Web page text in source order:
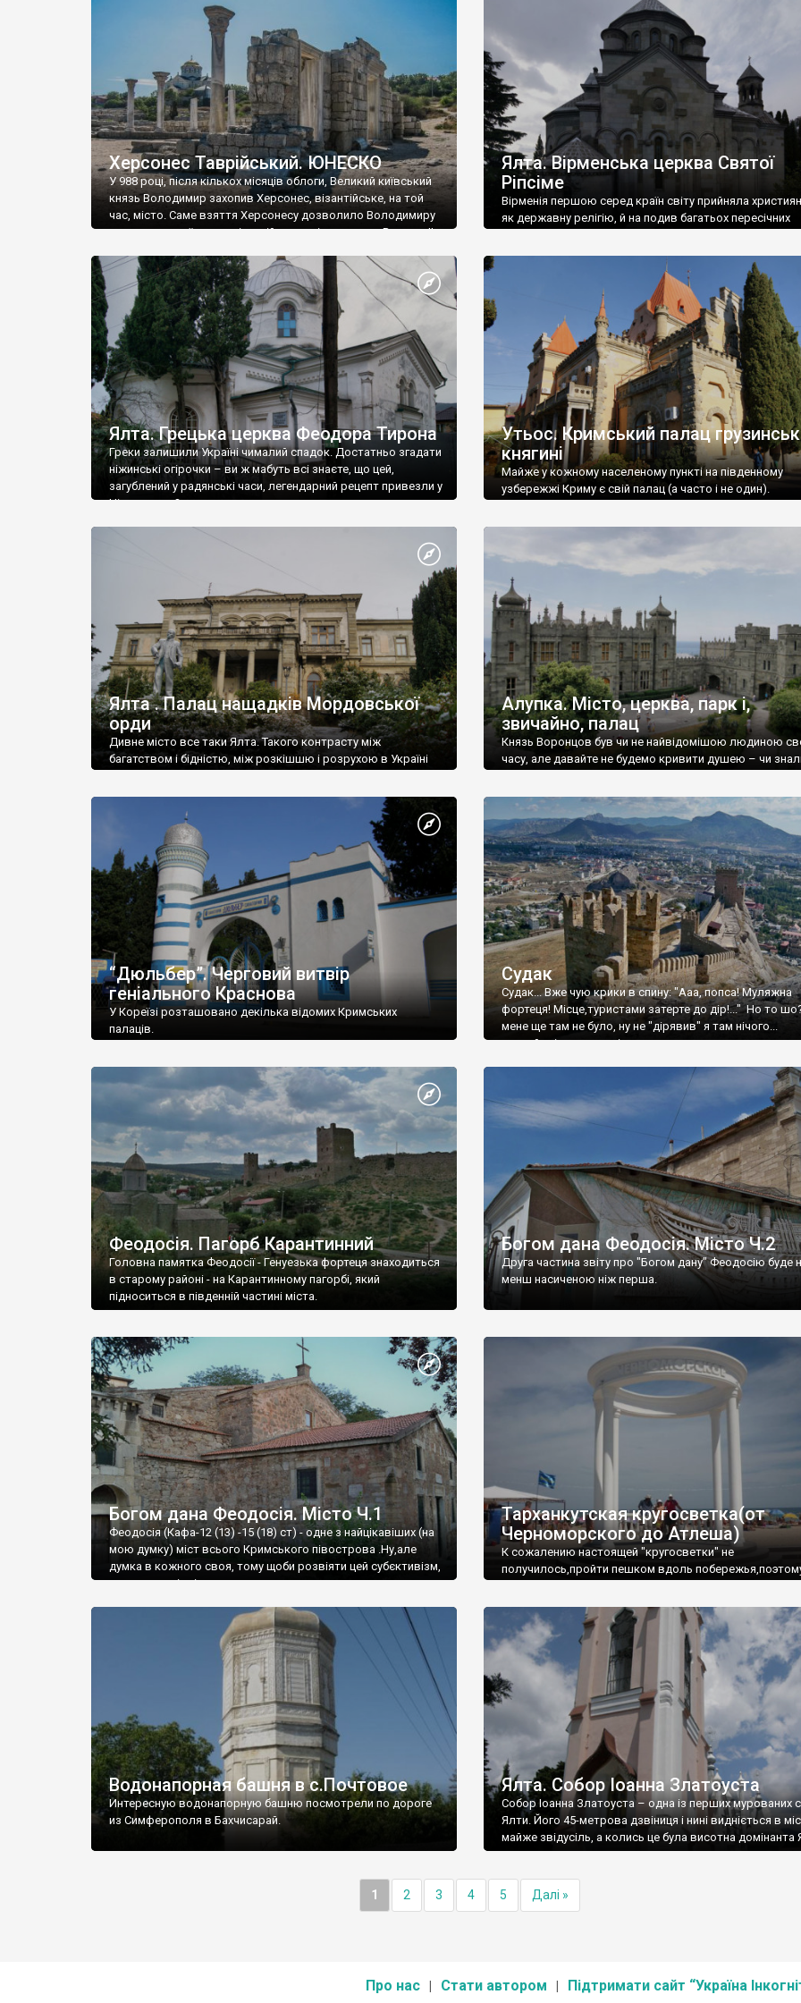
візантійської доби. Раритети викрадені з фондів об’єкту
культурної спадщини ЮНЕСКО «Херсонеса Таврійського».
Офіційно – на виставку «Золото Візантії», але експерти та
влада в Україні вважають це лише […]
називаються «повстяками» (postaki)…” “Вино. Крим
виробляє відмінне вино і його вдосталь: воно все
легке біле і дуже […]
Херсонес Таврійський. ЮНЕСКО
У 988 році, після кількох місяців облоги, Великий київський
князь Володимир захопив Херсонес, візантійське, на той
час, місто. Саме взяття Херсонесу дозволило Володимиру
диктувати свої умови візантійському імператору Василю ІІ,
Херсонесі Володимир-язичник, став Василем-
християнином. А потім було Хрещення Русі. На честь
Херсонесу Таврійського названо місто […]
Ялта. Вірменська церква Святої
Ріпсіме
Вірменія першою серед країн світу прийняла
як державну релігію, й на подив багатьох пересічних
Ялта. Грецька церква Феодора Тирона
Греки залишили Україні чималий спадок. Достатньо згадати
ніжинські огірочки – ви ж мабуть всі знаєте, що цей,
загублений у радянські часи, легендарний рецепт привезли у
Ніжин греки?
Утьос. Кримський палац
княгині
Майже у кожному населеному пункті на південному
узбережжі Криму є свій палац (а часто і не один).
Ялта . Палац нащадків Мордовської
орди
Дивне місто все таки Ялта. Такого контрасту між
багатством і бідністю, між розкішшю і розрухою в Україні
Алупка. Місто, церква, парк і,
звичайно, палац
Князь Воронцов був чи не найвідомішою людиною
часу, але давайте не будемо кривити душею – чи
“Дюльбер”. Черговий витвір
геніального Краснова
У Кореїзі розташовано декілька відомих Кримських
палаців.
Судак
Судак... Вже чую крики в спину: "Ааа, попса! Муляжна
фортеця! Місце,туристами затерте до дір!..." Но то
мене ще там не було, ну не "дірявив" я там нічого...
принаймні до цього літа.
Феодосія. Пагорб Карантинний
Головна памятка Феодосії - Генуезька фортеця знаходиться
в старому районі - на Карантинному пагорбі, який
підноситься в південній частині міста.
Богом дана Феодосія. Місто Ч.2
Друга частина звіту про "Богом дану" Феодосію буде
менш насиченою ніж перша.
Богом дана Феодосія. Місто Ч.1
Феодосія (Кафа-12 (13) -15 (18) ст) - одне з найцікавіших (на
мою думку) міст всього Кримського півострова .Ну,але
думка в кожного своя, тому щоби розвіяти цей субєктивізм,
запрошую відвідати це
Тарханкутская кругосветка(от
Черноморского до Атлеша)
К сожалению настоящей "кругосветки" не
получилось,пройти пешком вдоль
Водонапорная башня в с.Почтовое
Интересную водонапорную башню посмотрели по дороге
из Симферополя в Бахчисарай.
Ялта. Собор Іоанна Златоуста
Собор Іоанна Златоуста – одна із перших мурованих
Ялти. Його 45-метрова дзвіниця і нині видніється в
майже звідусіль, а колись це була висотна домінанта
1 2 3 4 5 Далі »
Про нас Стати автором Підтримати сайт “Україна